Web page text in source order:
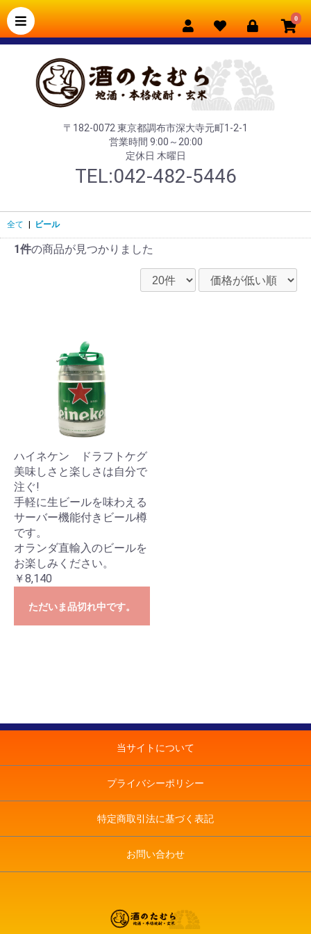
0
〒182-0072 東京都調布市深大寺元町1-2-1
営業時間 9:00～20:00
定休日 木曜日
TEL:042-482-5446
全て ビール
1件の商品が見つかりました
ハイネケン ドラフトケグ
美味しさと楽しさは自分で
注ぐ!
手軽に生ビールを味わえる
サーバー機能付きビール樽
です。
オランダ直輸入のビールを
お楽しみください。
￥8,140
ただいま品切れ中です。
当サイトについて
プライバシーポリシー
特定商取引法に基づく表記
お問い合わせ